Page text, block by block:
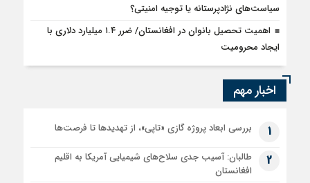
سیاست‌های نژادپرستانه یا توجیه امنیتی؟
اهمیت تحصیل بانوان در افغانستان/ ضرر ۱.۴ میلیارد دلاری با
ایجاد محرومیت
اخبار مهم
1 بررسی ابعاد پروژه گازی «تاپی»، از تهدیدها تا فرصت‌ها
2
طالبان: آسیب جدی سلاح‌های شیمیایی آمریکا به اقلیم
افغانستان